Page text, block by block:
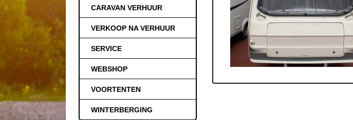
CARAVAN VERHUUR
VERKOOP NA VERHUUR
SERVICE
WEBSHOP
VOORTENTEN
WINTERBERGING